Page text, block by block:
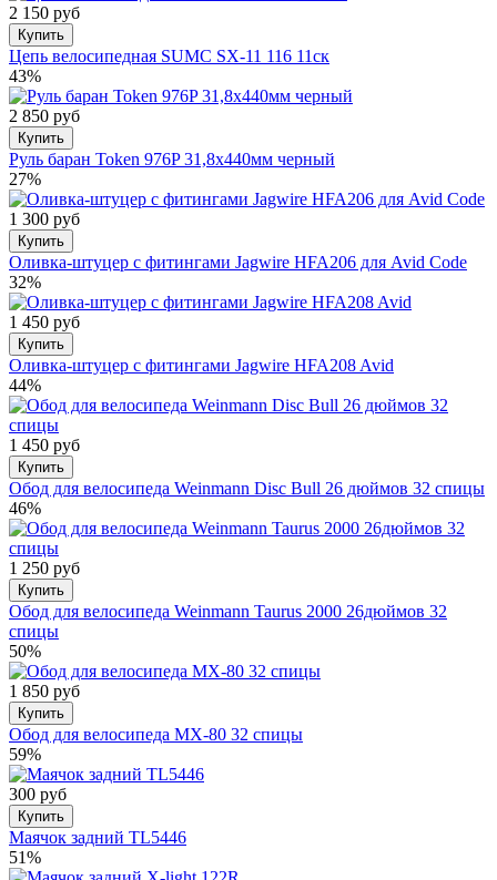
2 150 руб
Купить
Цепь велосипедная SUМС SX-11 116 11ск
43%
2 850 руб
Купить
Руль баран Token 976P 31,8x440мм черный
27%
1 300 руб
Купить
Оливка-штуцер с фитингами Jagwire HFA206 для Avid Code
32%
1 450 руб
Купить
Оливка-штуцер с фитингами Jagwire HFA208 Avid
44%
1 450 руб
Купить
Обод для велосипеда Weinmann Disc Bull 26 дюймов 32 спицы
46%
1 250 руб
Купить
Обод для велосипеда Weinmann Taurus 2000 26дюймов 32
спицы
50%
1 850 руб
Купить
Обод для велосипеда MX-80 32 спицы
59%
300 руб
Купить
Маячок задний TL5446
51%